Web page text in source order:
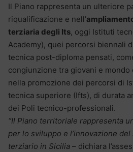
Il Piano rappresenta un ulteriore
riqualificazione e nell’
terziaria degli Its, oggi Istituti
Academy), quei percorsi biennali
tecnica post-diploma pensati,
congiunzione tra giovani e mondo
nella promozione dei percorsi di
tecnica superiore (Ifts), di durata
dei Poli tecnico-professionali.
“Il Piano territoriale rappresenta
per lo sviluppo e l’innovazione
terziario in Sicilia – dichiara